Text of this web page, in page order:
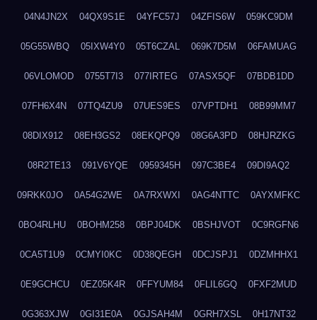
04N4JN2X 04QX9S1E 04YFC57J 04ZFIS6W 059KC9DM
05G55WBQ 05IXW4Y0 05T6CZAL 069K7D5M 06FAMUAG
06VLOMOD 0755T7I3 077IRTEG 07ASX5QF 07BDB1DD
07FH6X4N 07TQ4ZU9 07UES9ES 07VPTDH1 08B99MM7
08DIX912 08EH3GS2 08EKQPQ9 08G6A3PD 08HJRZKG
08R2TE13 091V6YQE 0959345H 097C3BE4 09DI9AQ2
09RKK0JO 0A54G2WE 0A7RXWXI 0AG4NTTC 0AYXMFKC
0BO4RLHU 0BOHM258 0BPJ04DK 0BSHJVOT 0C9RGFN6
0CA5T1U9 0CMYI0KC 0D38QEGH 0DCJSPJ1 0DZMHHX1
0E9GCHCU 0EZ05K4R 0FFYUM84 0FLIL6GQ 0FXF2MUD
0G363XJW 0GI31E0A 0GJSAH4M 0GRH7XSL 0H17NT32